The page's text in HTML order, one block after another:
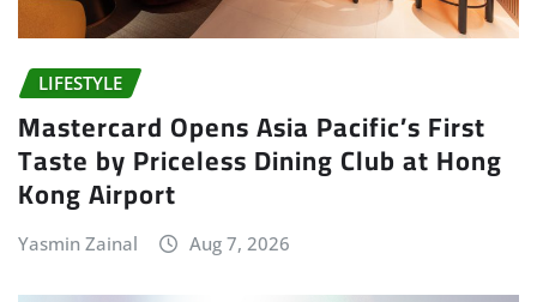
LIFESTYLE
Mastercard Opens Asia Pacific’s First
Taste by Priceless Dining Club at Hong
Kong Airport
Yasmin Zainal Aug 7, 2026